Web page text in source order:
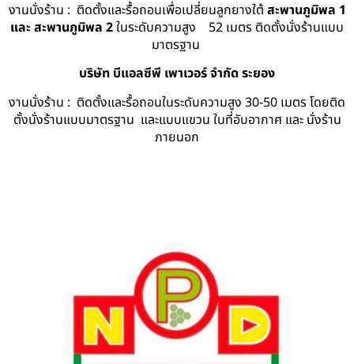
งานนั่งร้าน : ติดตั้งและรื้อถอนเพื่อเปลี่ยนลูกยางใต้ สะพานภูมิพล 1
และ สะพานภูมิพล 2ในระดับความสูง 52 เมตร ติดตั้งนั่งร้านแบบ
มาตรฐาน
บริษัท บีแอลซีพี เพาเวอร์ จำกัด ระยอง
งานนั่งร้าน : ติดตั้งและรื้อถอนในระดับความสูง 30-50 เมตร โดยติด
ตั้งนั่งร้านแบบมาตรฐาน และแบบแขวน ในที่อับอากาศ และ นั่งร้าน
ภายนอก